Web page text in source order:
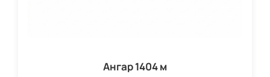
Ангар 1404 м